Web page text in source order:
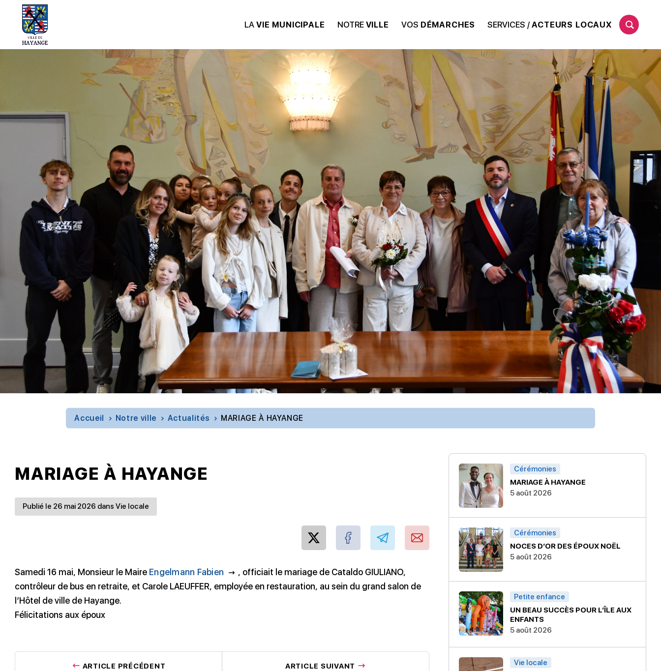
LA VIE MUNICIPALE NOTRE VILLE VOS DÉMARCHES SERVICES /ACTEURS LOCAUX
Accueil Notre ville Actualités MARIAGE À HAYANGE
MARIAGE À HAYANGE
Publié le 26 mai 2026 dans Vie locale
Samedi 16 mai, Monsieur le Maire Engelmann Fabien
, officiait le mariage de Cataldo GIULIANO,
contrôleur de bus en retraite, et Carole LAEUFFER, employée en restauration, au sein du grand salon de
l’Hôtel de ville de Hayange.
Félicitations aux époux
ARTICLE PRÉCÉDENT ARTICLE SUIVANT
Cérémonies
MARIAGE À HAYANGE
5 août 2026
Cérémonies
NOCES D’OR DES ÉPOUX NOËL
5 août 2026
Petite enfance
UN BEAU SUCCÈS POUR L’ÎLE AUX
ENFANTS
5 août 2026
Vie locale